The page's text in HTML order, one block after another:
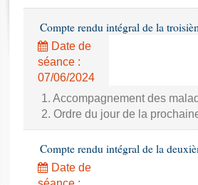
Baromètre de l’application des lois
Dossiers législatifs
Budget et sécurité sociale
Questions écrites et orales
Comptes rendus des débats
Compte rendu intégral de la
Date de
séance :
07/06/2024
1. Accompagnement des
2. Ordre du jour de la
Compte rendu intégral de la
Date de